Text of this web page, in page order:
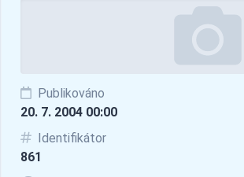
Publikováno
20. 7. 2004 00:00
Identifikátor
861